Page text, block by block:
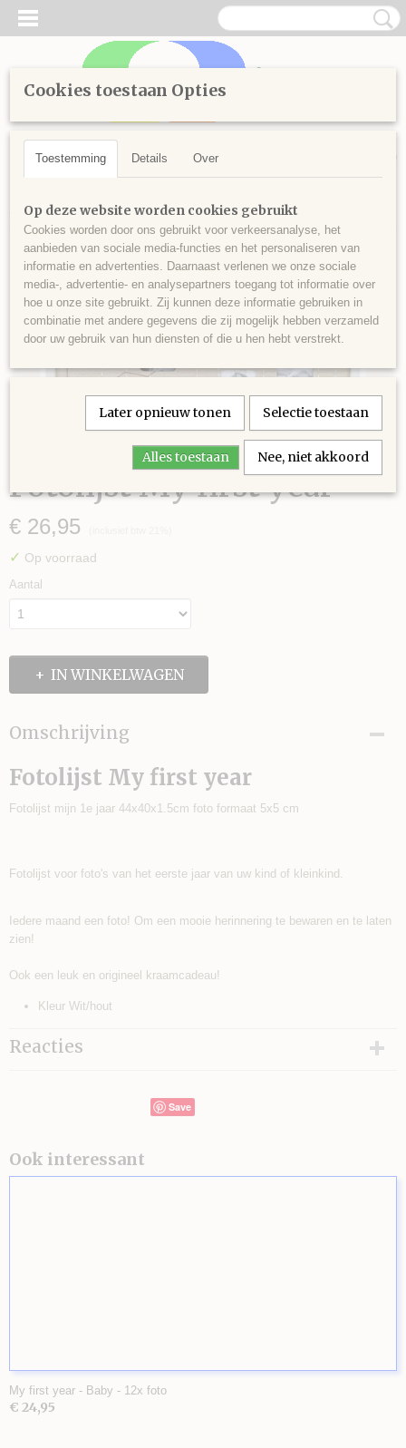
Inloggen Registreren
UW WINKELWAGEN
Home >wonen>Baby>Fotolijst My first year
Fotolijst My first year
€ 26,95
✓ Op voorraad
Aantal
IN WINKELWAGEN
Omschrijving
Fotolijst My first year
Fotolijst mijn 1e jaar 44x40x1.5cm foto formaat 5x5 cm
Fotolijst voor foto's van het eerste jaar van uw kind of kleinkind.
Iedere maand een foto! Om een mooie herinnering te bewaren en te laten
zien!
Ook een leuk en origineel kraamcadeau!
Kleur Wit/hout
Reacties
Save
Ook interessant
My first year - Baby - 12x foto
€ 24,95
Cookies toestaan Opties
Toestemming Details Over
Op deze website worden cookies gebruikt
Cookies worden door ons gebruikt voor verkeersanalyse, het
aanbieden van sociale media-functies en het personaliseren van
informatie en advertenties. Daarnaast verlenen we onze sociale
media-, advertentie- en analysepartners toegang tot informatie over
hoe u onze site gebruikt. Zij kunnen deze informatie gebruiken in
combinatie met andere gegevens die zij mogelijk hebben verzameld
door uw gebruik van hun diensten of die u hen hebt verstrekt.
Later opnieuw tonen Selectie toestaan
Alles toestaan Nee, niet akkoord